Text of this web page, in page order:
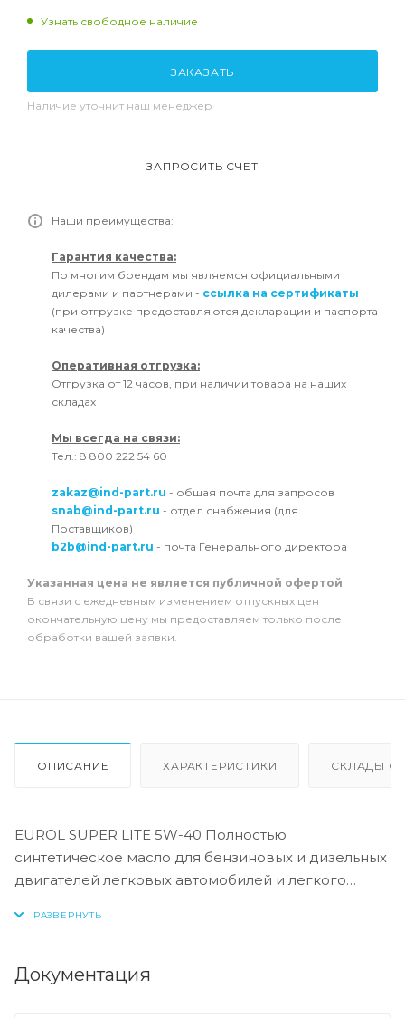
Узнать свободное наличие
ЗАКАЗАТЬ
Наличие уточнит наш менеджер
ЗАПРОСИТЬ СЧЕТ
Наши преимущества:
Гарантия качества:
По многим брендам мы являемся официальными
дилерами и партнерами - ссылка на сертификаты
(при отгрузке предоставляются декларации и паспорта
качества)
Оперативная отгрузка:
Отгрузка от 12 часов, при наличии товара на наших
складах
Мы всегда на связи:
Тел.: 8 800 222 54 60
zakaz@ind-part.ru - общая почта для запросов
snab@ind-part.ru - отдел снабжения (для
Поставщиков)
b2b@ind-part.ru - почта Генерального директора
Указанная цена не является публичной офертой
В связи с ежедневным изменением отпускных цен
окончательную цену мы предоставляем только после
обработки вашей заявки.
ОПИСАНИЕ ХАРАКТЕРИСТИКИ СКЛАДЫ
EUROL SUPER LITE 5W-40 Полностью
синтетическое масло для бензиновых и дизельных
двигателей легковых автомобилей и легкого
моторах с прямым впрыском топлива.
Документация